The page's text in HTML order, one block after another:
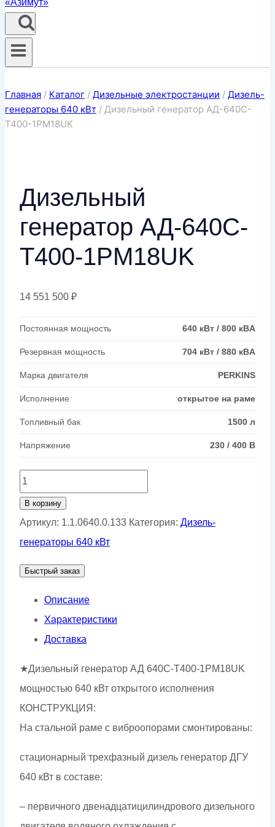
Главная / Каталог / Дизельные электростанции / Дизель-
генераторы 640 кВт / Дизельный генератор АД-640С-
Т400-1РМ18UK
Дизельный
генератор АД-640С-
Т400-1РМ18UK
14 551 500 ₽
Постоянная мощность 640 кВт / 800 кВA
Резервная мощность 704 кВт / 880 кВA
Марка двигателя PERKINS
Исполнение открытое на раме
Топливный бак 1500 л
Напряжение 230 / 400 В
Количество
товара
Дизельный
генератор
Т400-
1РМ18UK
В корзину
Артикул: 1.1.0640.0.133 Категория: Дизель-
генераторы 640 кВт
Быстрый заказ
Описание
Характеристики
Доставка
★Дизельный генератор АД 640С-Т400-1РМ18UK
мощностью 640 кВт открытого исполнения
КОНСТРУКЦИЯ:
На стальной раме с виброопорами смонтированы:
стационарный трехфазный дизель генератор ДГУ
640 кВт в составе:
– первичного двенадцатицилиндрового дизельного